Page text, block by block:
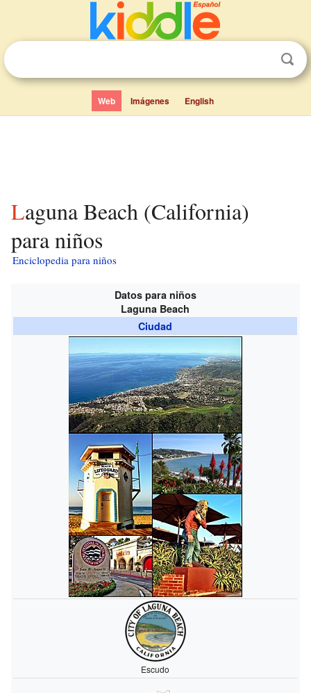
Web Imágenes English
Laguna Beach (California)
para niños
Enciclopedia para niños
Datos para niños
Laguna Beach
Ciudad
Escudo